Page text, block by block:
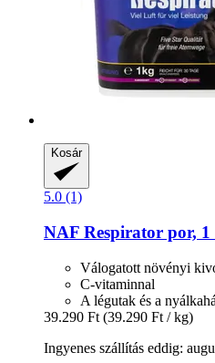
Kosár
5.0 (1)
NAF Respirator por, 1
Válogatott növényi
C-vitaminnal
A légutak és a
39.290 Ft (39.290 Ft / kg)
Ingyenes szállítás eddig: